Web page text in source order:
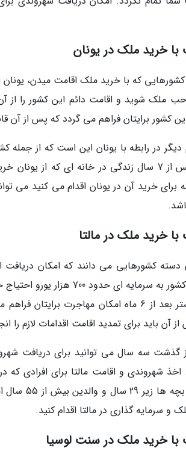
با خرید ملک در یونان
کشور برایتان فراهم می گردد که پس از آن
دیگر در رابطه با یونان این است که از
یعنی شما پس از 7 سال زندگی در خانه ای که
برای خرید آن در یونان اقدام می کنید می
خرید ملک در مالتا
آن دسته کشورهایی می دانند که امکان
ملک در این کشور به
آن باید برای تمدید اقامت اقدامات لازم را
گذشت سه سال می توانید برای دریافت
شهروندی و اقامت مالتا برای افرادی که
یعنی
و سرمایه گذاری در مالتا اقدام کنید.
با خرید ملک در سنت لوسیا